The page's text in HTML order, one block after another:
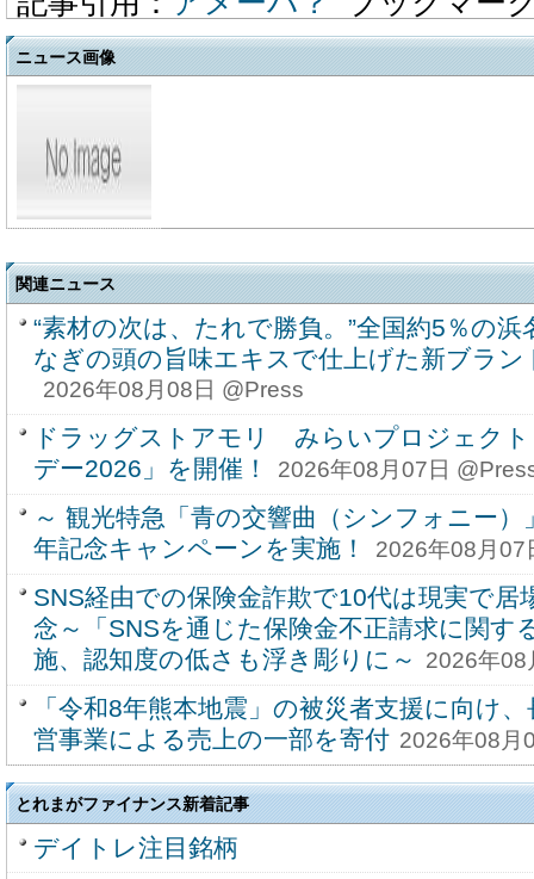
ニュース画像
関連ニュース
“素材の次は、たれで勝負。”全国約5％の
なぎの頭の旨味エキスで仕上げた新ブラン
2026年08月08日 @Press
ドラッグストアモリ みらいプロジェクト
デー2026」を開催！
2026年08月07日
～ 観光特急「青の交響曲（シンフォニー）
年記念キャンペーンを実施！
2026年08月07
SNS経由での保険金詐欺で10代は現実で居
念～「SNSを通じた保険金不正請求に関す
施、認知度の低さも浮き彫りに～
2026年08
「令和8年熊本地震」の被災者支援に向け
営事業による売上の一部を寄付 2026年08月
とれまがファイナンス新着記事
デイトレ注目銘柄